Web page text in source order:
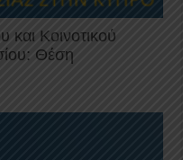
Κοινοτικού
Θέση